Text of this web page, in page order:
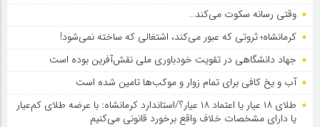
وقتی رسانه سکوت می‌کند…
کرمانشاه؛ ثروتی که عبور می‌کند، اشتغالی که ساخته نمی‌شود!
جهاد دانشگاهی در تقویت خودباوری ملی نقش‌آفرین بوده است
آب و یخ کافی برای تمام زوار و موکب‌ها تامین شده است
طلای ۱۸ عیار یا اعتماد ۱۸ عیار؟/استاندارد کرمانشاه: با عرضه طلای کم‌عیار
یا دارای مشخصات خلاف واقع برخورد قانونی می‌کنیم